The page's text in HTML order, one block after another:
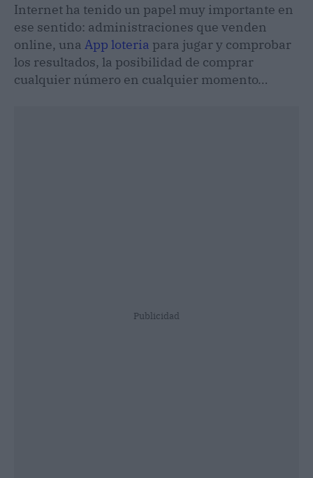
Internet ha tenido un papel muy importante en
ese sentido: administraciones que venden
online, una App loteria para jugar y comprobar
los resultados, la posibilidad de comprar
cualquier número en cualquier momento…
Publicidad